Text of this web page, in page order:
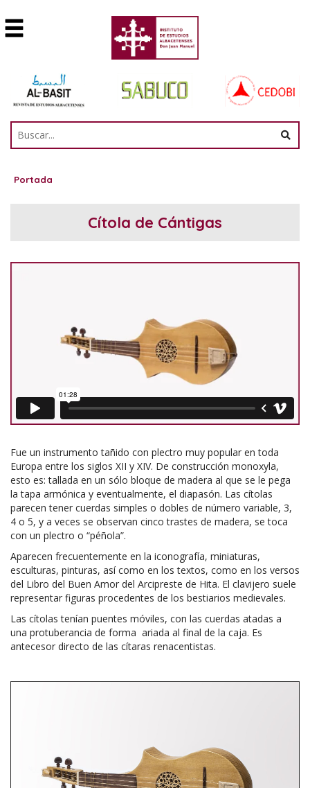
Portada
Cítola de Cántigas
Fue un instrumento tañido con plectro muy popular en toda
Europa entre los siglos XII y XIV. De construcción monoxyla,
esto es: tallada en un sólo bloque de madera al que se le pega
la tapa armónica y eventualmente, el diapasón. Las cítolas
parecen tener cuerdas simples o dobles de número variable, 3,
4 o 5, y a veces se observan cinco trastes de madera, se toca
con un plectro o “péñola”.
Aparecen frecuentemente en la iconografía, miniaturas,
esculturas, pinturas, así como en los textos, como en los versos
del Libro del Buen Amor del Arcipreste de Hita. El clavijero suele
representar figuras procedentes de los bestiarios medievales.
Las cítolas tenían puentes móviles, con las cuerdas atadas a
una protuberancia de forma ariada al final de la caja. Es
antecesor directo de las cítaras renacentistas.